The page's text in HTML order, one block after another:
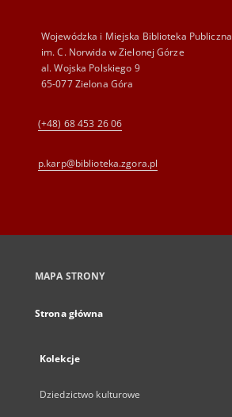
Wojewódzka i Miejska Biblioteka Publiczna
im. C. Norwida w Zielonej Górze
al. Wojska Polskiego 9
65-077 Zielona Góra
(+48) 68 453 26 06
p.karp@biblioteka.zgora.pl
MAPA STRONY
Strona główna
Kolekcje
Dziedzictwo kulturowe